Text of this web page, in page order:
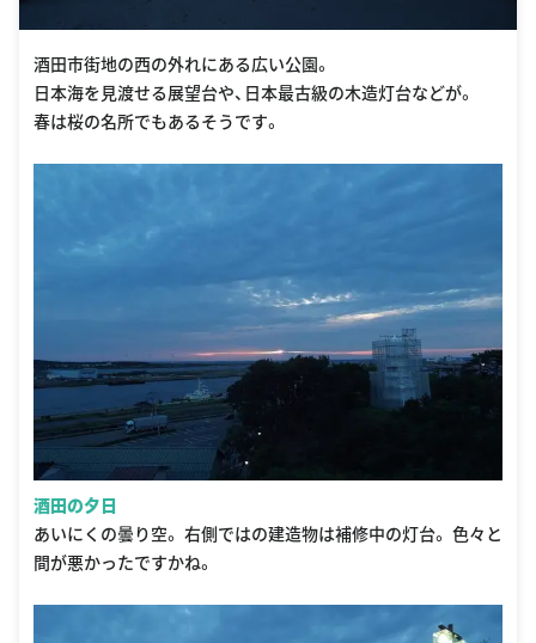
酒田市街地の西の外れにある広い公園。
日本海を見渡せる展望台や、日本最古級の木造灯台などが。
春は桜の名所でもあるそうです。
酒田の夕日
あいにくの曇り空。 右側ではの建造物は補修中の灯台。 色々と
間が悪かったですかね。